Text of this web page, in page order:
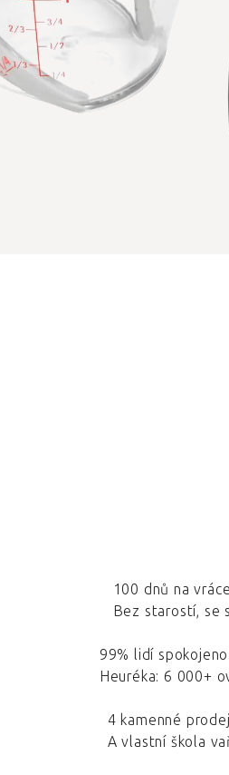
100 dnů na
Bez starostí, se
99% lidí spokojeno
Heuréka: 6 000+
4 kamenné
A vlastní škola